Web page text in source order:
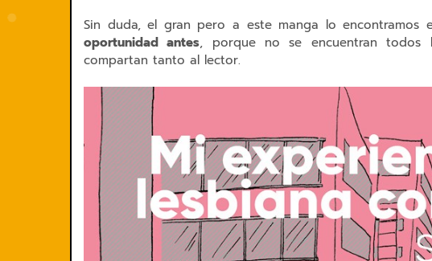
Sin duda, el gran pero a este manga lo encontramos
oportunidad antes, porque no se encuentran todos
compartan tanto al lector.